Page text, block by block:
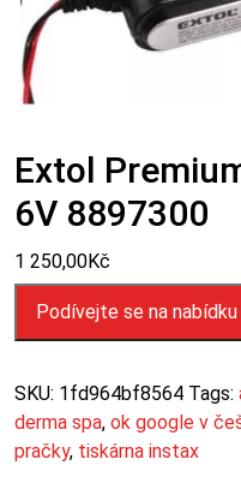
Extol
6V 8897300
1 250,00Kč
Podívejte se na nabídku
SKU: 1fd964bf8564 Tags:
derma spa, ok google v
pračky, tiskárna instax